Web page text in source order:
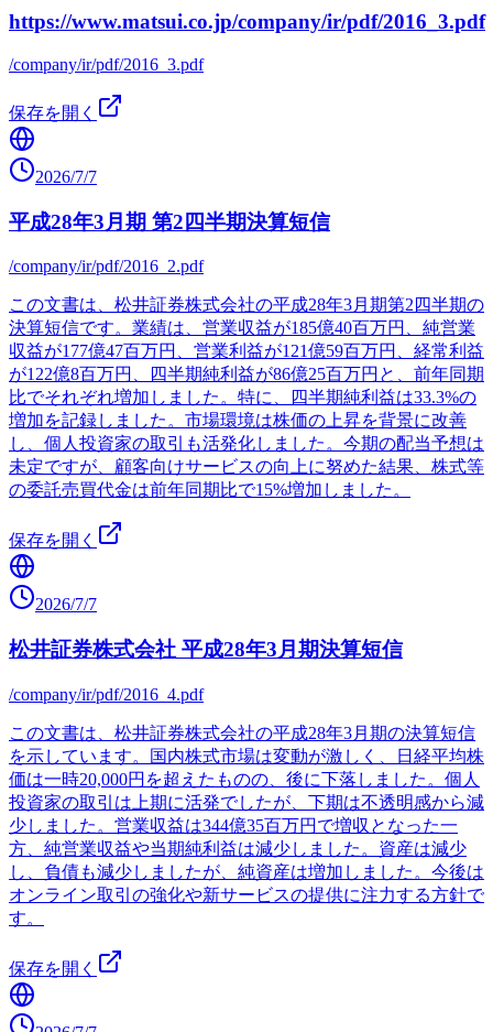
https://www.matsui.co.jp/company/ir/pdf/2016_3.pdf
/company/ir/pdf/2016_3.pdf
保存を開く
2026/7/7
平成28年3月期 第2四半期決算短信
/company/ir/pdf/2016_2.pdf
この文書は、松井証券株式会社の平成28年3月期第2四半期の
決算短信です。業績は、営業収益が185億40百万円、純営業
収益が177億47百万円、営業利益が121億59百万円、経常利益
が122億8百万円、四半期純利益が86億25百万円と、前年同期
比でそれぞれ増加しました。特に、四半期純利益は33.3%の
増加を記録しました。市場環境は株価の上昇を背景に改善
し、個人投資家の取引も活発化しました。今期の配当予想は
未定ですが、顧客向けサービスの向上に努めた結果、株式等
の委託売買代金は前年同期比で15%増加しました。
保存を開く
2026/7/7
松井証券株式会社 平成28年3月期決算短信
/company/ir/pdf/2016_4.pdf
この文書は、松井証券株式会社の平成28年3月期の決算短信
を示しています。国内株式市場は変動が激しく、日経平均株
価は一時20,000円を超えたものの、後に下落しました。個人
投資家の取引は上期に活発でしたが、下期は不透明感から減
少しました。営業収益は344億35百万円で増収となった一
方、純営業収益や当期純利益は減少しました。資産は減少
し、負債も減少しましたが、純資産は増加しました。今後は
オンライン取引の強化や新サービスの提供に注力する方針で
す。
保存を開く